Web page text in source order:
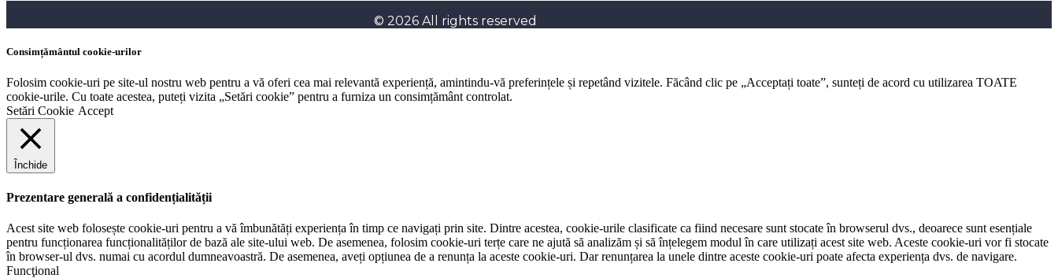
© 2026 All rights reserved
Consimțământul cookie-urilor
Folosim cookie-uri pe site-ul nostru web pentru a vă oferi cea mai relevantă experiență, amintindu-vă preferințele și repetând vizitele. Făcând clic pe „Acceptați toate”, sunteți de acord cu utilizarea TOATE
cookie-urile. Cu toate acestea, puteți vizita „Setări cookie” pentru a furniza un consimțământ controlat.
Setări Cookie Accept
Închide
Prezentare generală a confidențialității
Acest site web folosește cookie-uri pentru a vă îmbunătăți experiența în timp ce navigați prin site. Dintre acestea, cookie-urile clasificate ca fiind necesare sunt stocate în browserul dvs., deoarece sunt esențiale
pentru funcționarea funcționalităților de bază ale site-ului web. De asemenea, folosim cookie-uri terțe care ne ajută să analizăm și să înțelegem modul în care utilizați acest site web. Aceste cookie-uri vor fi stocate
în browser-ul dvs. numai cu acordul dumneavoastră. De asemenea, aveți opțiunea de a renunța la aceste cookie-uri. Dar renunțarea la unele dintre aceste cookie-uri poate afecta experiența dvs. de navigare.
Funcţional